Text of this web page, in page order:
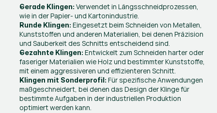
Gerade Klingen: Verwendet in Längsschneidprozessen,
wie in der Papier- und Kartonindustrie.
Runde Klingen: Eingesetzt beim Schneiden von Metallen,
Kunststoffen und anderen Materialien, bei denen Präzision
und Sauberkeit des Schnitts entscheidend sind.
Gezahnte Klingen: Entwickelt zum Schneiden harter oder
faseriger Materialien wie Holz und bestimmter Kunststoffe,
mit einem aggressiveren und effizienteren Schnitt.
Klingen mit Sonderprofil: Für spezifische Anwendungen
maßgeschneidert, bei denen das Design der Klinge für
bestimmte Aufgaben in der industriellen Produktion
optimiert werden kann.